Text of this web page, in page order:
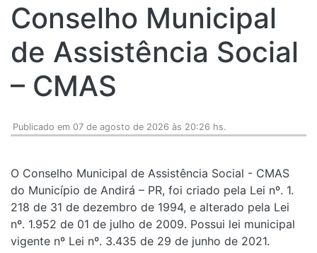
Conselho Municipal
de Assistência Social
– CMAS
Publicado em 07 de agosto de 2026 às 20:26 hs.
O Conselho Municipal de Assistência Social - CMAS
do Município de Andirá – PR, foi criado pela Lei nº. 1.
218 de 31 de dezembro de 1994, e alterado pela Lei
nº. 1.952 de 01 de julho de 2009. Possui lei municipal
vigente nº Lei nº. 3.435 de 29 de junho de 2021.